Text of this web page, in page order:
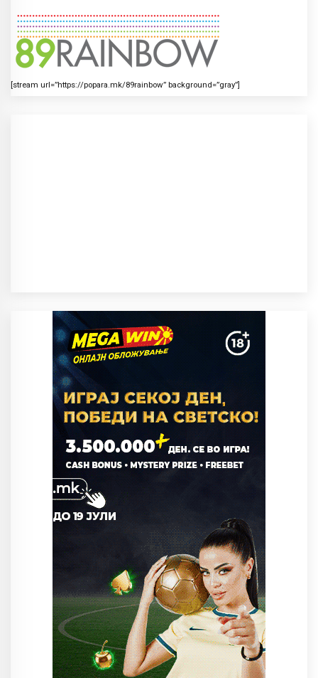
[stream url=”https://popara.mk/89rainbow” background=”gray”]